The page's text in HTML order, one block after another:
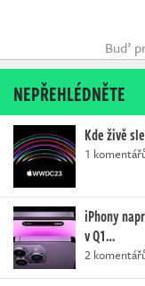
Buď
NEPŘEHLÉDNĚTE
Kde živě
1
iPhony
v Q1…
2